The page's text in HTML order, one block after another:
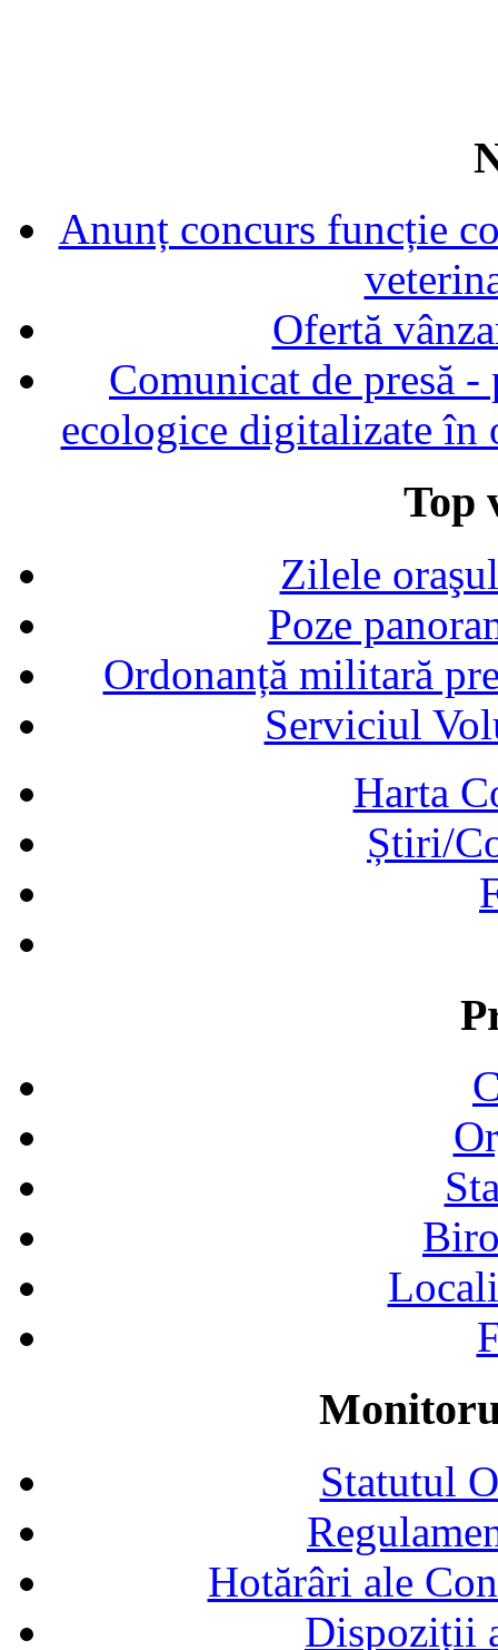
Anunț concurs funcție
Ofertă
Comunicat de presă
ecologice digitalizate în
Top
Zilele
Poze
Ordonanță militară
Serviciul
Harta
Știri/
Statutul
Hotărâri ale
Dispoziții